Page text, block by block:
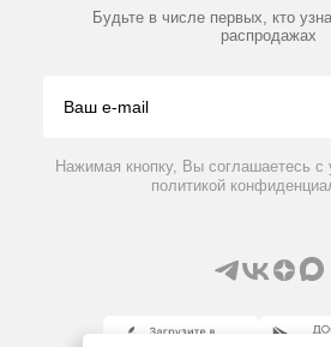
Производители
Партнеры
Контакты
Будьте в числе первых, кто
распродажах
Нажимая кнопку, Вы соглашаетесь
политикой